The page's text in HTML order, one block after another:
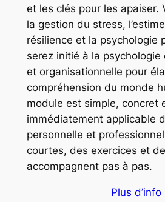
et les clés pour les apaiser.
la gestion du stress,
résilience et la psychologie
serez initié à la psychologie
et organisationnelle pour
compréhension du monde
module est simple, concret
immédiatement applicable
personnelle et
courtes, des exercices et
accompagnent pas à pas.
Plus d’info